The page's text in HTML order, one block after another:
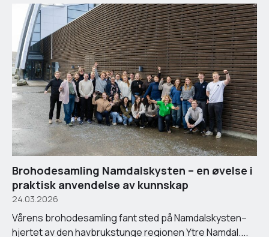
Brohodesamling Namdalskysten – en øvelse i
praktisk anvendelse av kunnskap
24.03.2026
Vårens brohodesamling fant sted på Namdalskysten–
hjertet av den havbrukstunge regionen Ytre Namdal....